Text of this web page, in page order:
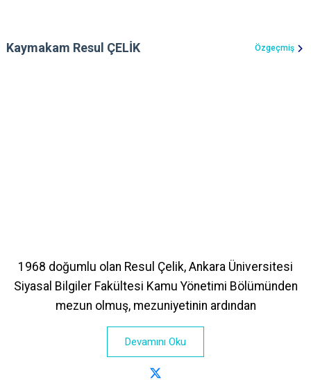
Kaymakam Resul ÇELİK Özgeçmiş
1968 doğumlu olan Resul Çelik, Ankara Üniversitesi
Siyasal Bilgiler Fakültesi Kamu Yönetimi Bölümünden
mezun olmuş, mezuniyetinin ardından
Devamını Oku